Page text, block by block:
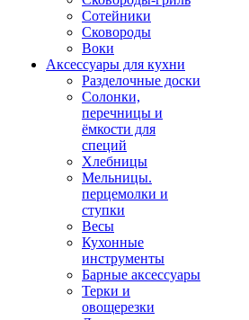
Сотейники
Сковороды
Воки
Аксессуары для кухни
Разделочные доски
Солонки,
перечницы и
ёмкости для
специй
Хлебницы
Мельницы.
перцемолки и
ступки
Весы
Кухонные
инструменты
Барные аксессуары
Терки и
овощерезки